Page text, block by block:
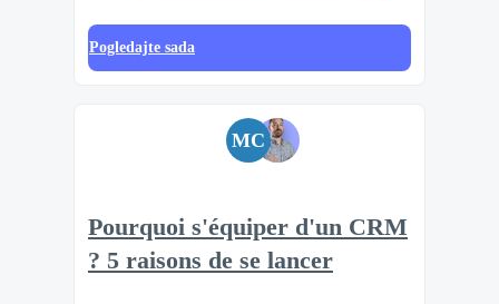
Pogledajte sada
MC
Pourquoi s'équiper d'un CRM
? 5 raisons de se lancer